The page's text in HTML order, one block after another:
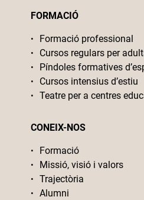
FORMACIÓ
Formació professional
Cursos regulars per
Píndoles formatives
Cursos intensius d’estiu
Teatre per a centres
CONEIX-NOS
Formació
Missió, visió i valors
Trajectòria
Alumni